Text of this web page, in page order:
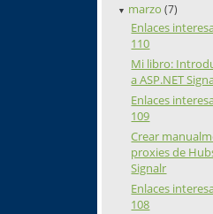
▼ marzo(7)
Enlaces
110
Mi libro:
a ASP.NET
Enlaces
109
Crear
proxies de
Signalr
Enlaces
108